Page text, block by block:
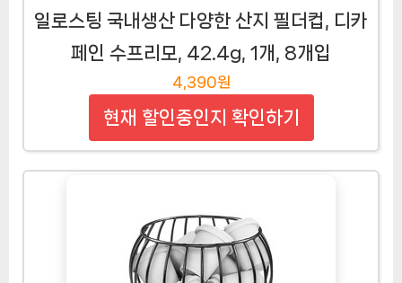
일로스팅 국내생산 다양한 산지 필더컵, 디카
페인 수프리모, 42.4g, 1개, 8개입
4,390원
현재 할인중인지 확인하기